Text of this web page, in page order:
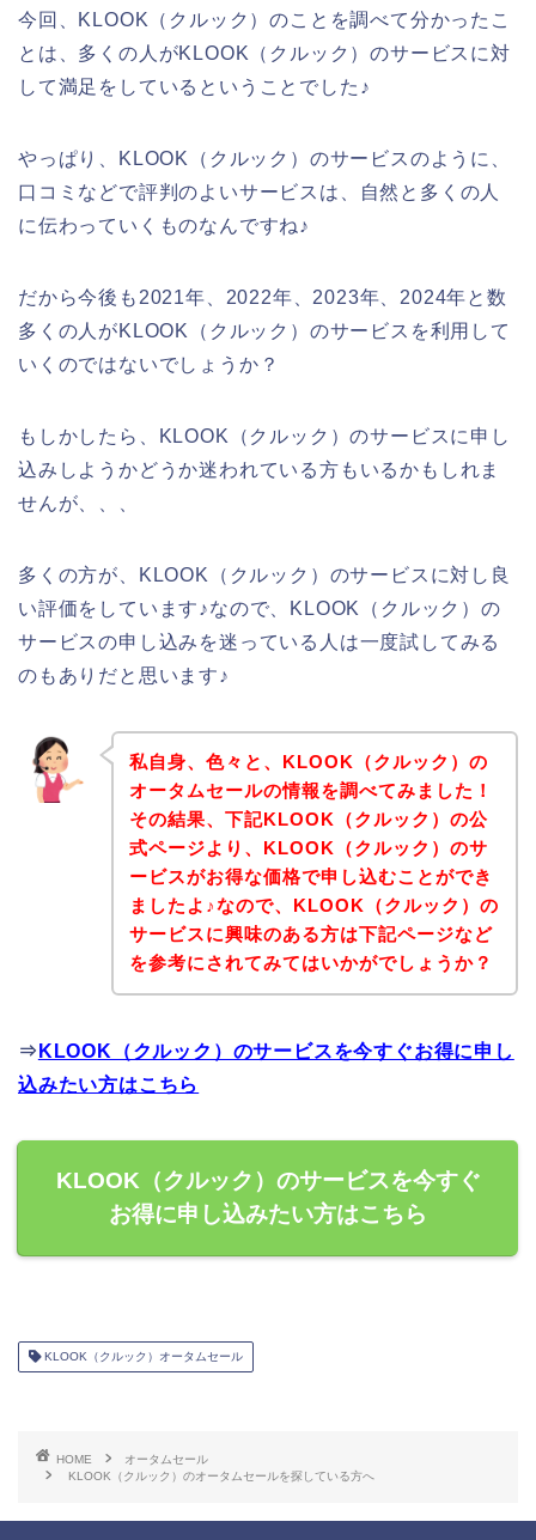
今回、KLOOK（クルック）のことを調べて分かったこ
とは、多くの人がKLOOK（クルック）のサービスに対
して満足をしているということでした♪
やっぱり、KLOOK（クルック）のサービスのように、
口コミなどで評判のよいサービスは、自然と多くの人
に伝わっていくものなんですね♪
だから今後も2021年、2022年、2023年、2024年と数
多くの人がKLOOK（クルック）のサービスを利用して
いくのではないでしょうか？
もしかしたら、KLOOK（クルック）のサービスに申し
込みしようかどうか迷われている方もいるかもしれま
せんが、、、
多くの方が、KLOOK（クルック）のサービスに対し良
い評価をしています♪なので、KLOOK（クルック）の
サービスの申し込みを迷っている人は一度試してみる
のもありだと思います♪
私自身、色々と、KLOOK（クルック）の
オータムセールの情報を調べてみました！
その結果、下記KLOOK（クルック）の公
式ページより、KLOOK（クルック）のサ
ービスがお得な価格で申し込むことができ
ましたよ♪なので、KLOOK（クルック）の
サービスに興味のある方は下記ページなど
を参考にされてみてはいかがでしょうか？
⇒ KLOOK（クルック）のサービスを今すぐお得に申し
込みたい方はこちら
KLOOK（クルック）のサービスを今すぐ
お得に申し込みたい方はこちら
KLOOK（クルック）オータムセール
HOME
オータムセール
KLOOK（クルック）のオータムセールを探している方へ